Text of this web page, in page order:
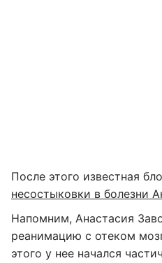
После этого известная
несостыковки в болезни
Напомним, Анастасия
реанимацию с отеком
этого у нее начался